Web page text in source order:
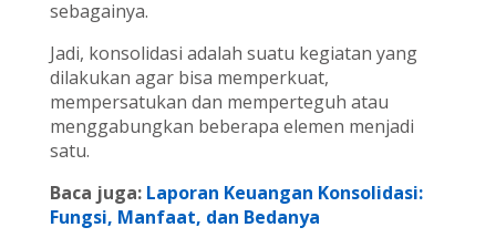
sebagainya.
Jadi, konsolidasi adalah suatu kegiatan yang
dilakukan agar bisa memperkuat,
mempersatukan dan memperteguh atau
menggabungkan beberapa elemen menjadi
satu.
Baca juga: Laporan Keuangan Konsolidasi:
Fungsi, Manfaat, dan Bedanya